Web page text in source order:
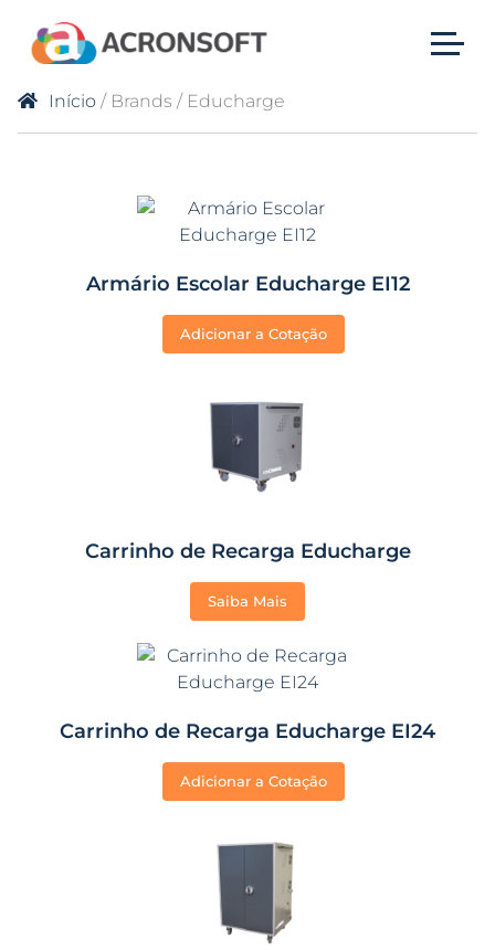
Início / Brands / Educharge
Armário Escolar Educharge EI12
Adicionar a Cotação
Carrinho de Recarga Educharge
Saiba Mais
Carrinho de Recarga Educharge EI24
Adicionar a Cotação